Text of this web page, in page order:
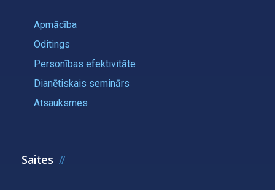
Apmācība
Oditings
Personības efektivitāte
Dianētiskais seminārs
Atsauksmes
Saites